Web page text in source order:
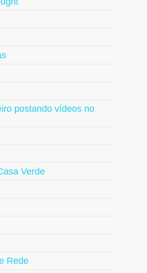
postando vídeos no
Verde
Rede